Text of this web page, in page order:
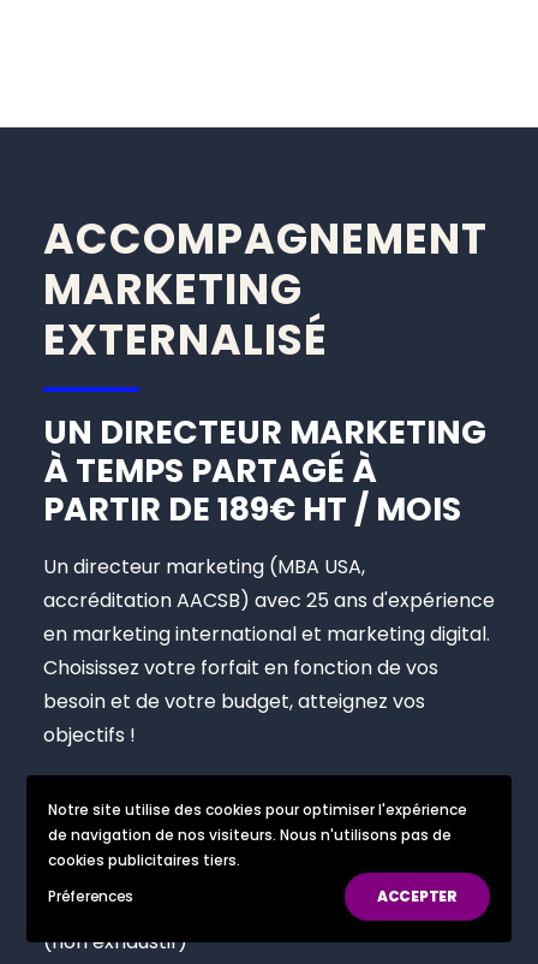
ACCOMPAGNEMENT
MARKETING
EXTERNALISÉ
UN DIRECTEUR MARKETING
À TEMPS PARTAGÉ À
PARTIR DE 189€ HT / MOIS
Un directeur marketing (MBA USA,
accréditation AACSB) avec 25 ans d'expérience
en marketing international et marketing digital.
Choisissez votre forfait en fonction de vos
besoin et de votre budget, atteignez vos
objectifs !
Examples
d'accompagnent
(non exhaustif)
Notre site utilise des cookies pour optimiser l'expérience
de navigation de nos visiteurs. Nous n'utilisons pas de
cookies publicitaires tiers.
Préferences
ACCEPTER